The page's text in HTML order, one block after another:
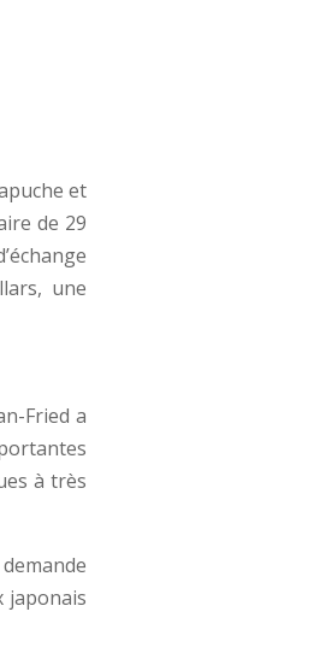
et
de 29
une
Fried a
à très
japonais